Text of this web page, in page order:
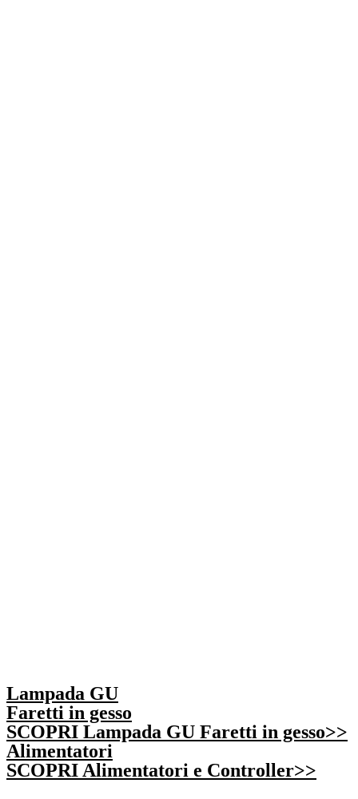
Lampada GU
Faretti in gesso
SCOPRI Lampada GU Faretti in gesso>>
Alimentatori
SCOPRI Alimentatori e Controller>>